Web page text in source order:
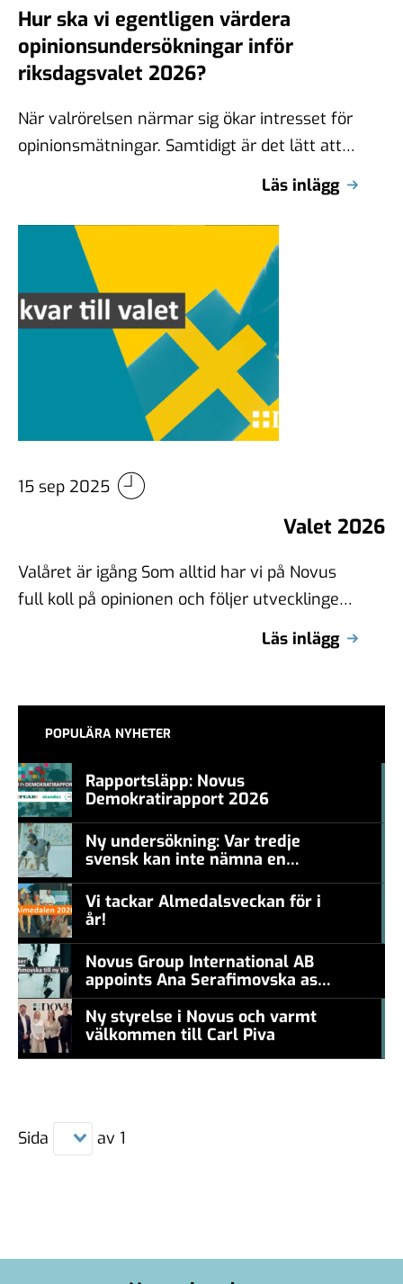
Hur ska vi egentligen värdera
opinionsundersökningar inför
riksdagsvalet 2026?
När valrörelsen närmar sig ökar intresset för
opinionsmätningar. Samtidigt är det lätt att
Läs inlägg
15 sep 2025
Valet 2026
Valåret är igång Som alltid har vi på Novus
full koll på opinionen och följer utvecklingen
Läs inlägg
POPULÄRA NYHETER
Rapportsläpp: Novus
Demokratirapport 2026
Ny undersökning: Var tredje
svensk kan inte nämna en
Vi tackar Almedalsveckan för i
år!
Novus Group International AB
appoints Ana Serafimovska as
new CEO
Ny styrelse i Novus och varmt
välkommen till Carl Piva
Sida av 1